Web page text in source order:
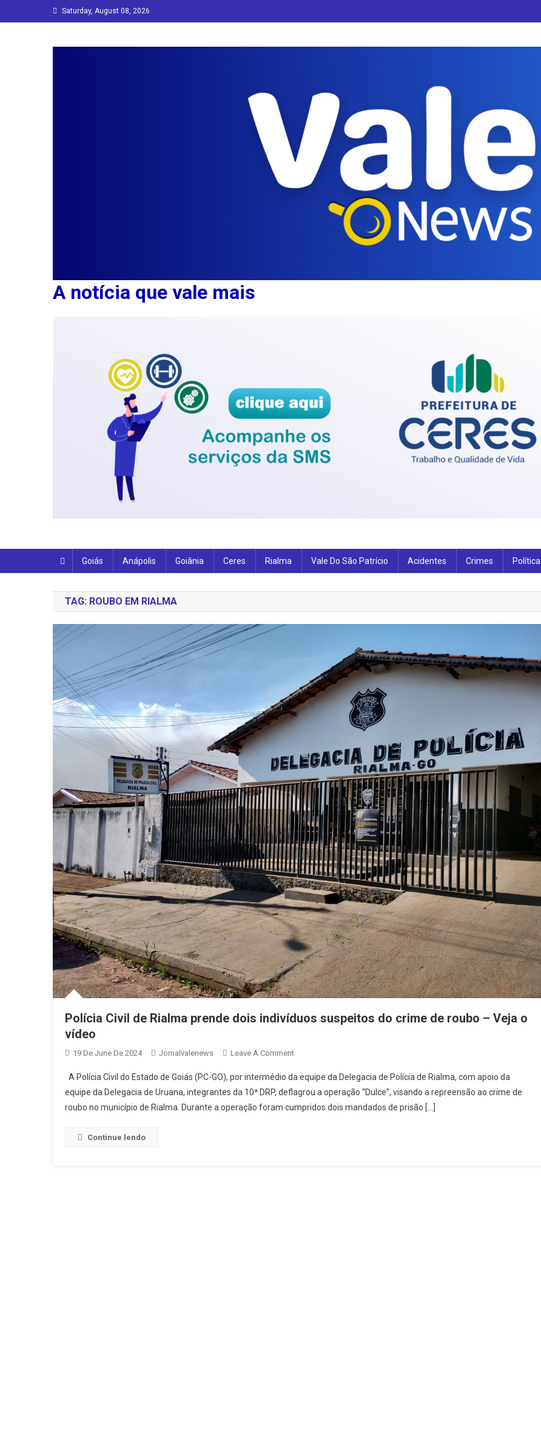
to
Saturday, August 08, 2026
A notícia que vale mais
Goiás Anápolis Goiânia Ceres Rialma Vale Do São Patrício Acidentes Crimes Política
TAG: ROUBO EM RIALMA
Polícia Civil de Rialma prende dois indivíduos suspeitos do crime de roubo – Veja o
vídeo
19 De June De 2024 Jornalvalenews Leave A CommentOn
Civil
De
Rialma
A Polícia Civil do Estado de Goiás (PC-GO), por intermédio da equipe da Delegacia de Polícia de Rialma, com apoio da
equipe da Delegacia de Uruana, integrantes da 10ª DRP, deflagrou a operação “Dulce”, visando a repreensão ao crime de
roubo no município de Rialma. Durante a operação foram cumpridos dois mandados de prisão […]
Continue lendo